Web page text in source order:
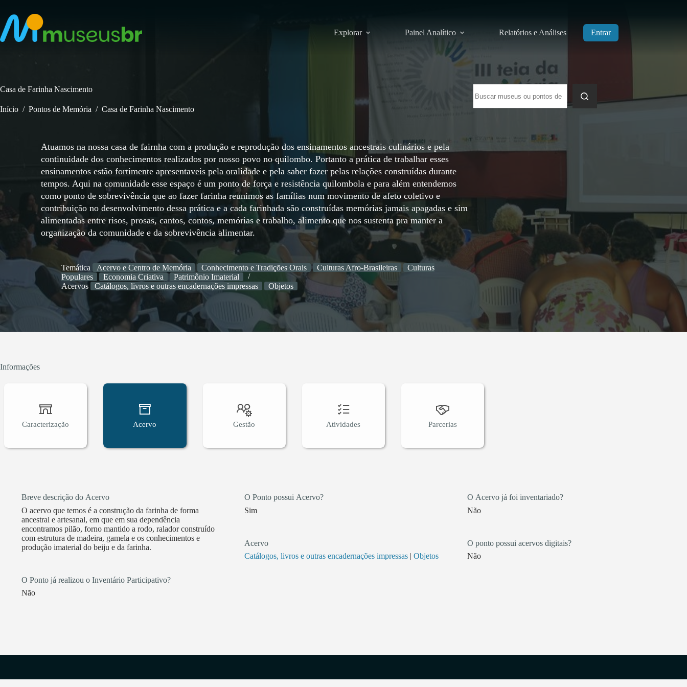
para
conteúdo
Explorar Painel Analítico Relatórios e Análises Entrar
resultados
Casa de Farinha Nascimento
Início / Pontos de Memória / Casa de Farinha Nascimento
Atuamos na nossa casa de fairnha com a produção e reprodução dos ensinamentos ancestrais culinários e pela
continuidade dos conhecimentos realizados por nosso povo no quilombo. Portanto a prática de trabalhar esses
ensinamentos estão fortimente apresentaveis pela oralidade e pela saber fazer pelas relações construídas durante
tempos. Aqui na comunidade esse espaço é um ponto de força e resistência quilombola e para além entendemos
como ponto de sobrevivência que ao fazer farinha reunimos as famílias num movimento de afeto coletivo e
contribuição no desenvolvimento dessa prática e a cada farinhada são construídas memórias jamais apagadas e sim
alimentadas entre risos, prosas, cantos, contos, memórias e trabalho, alimento que nos sustenta pra manter a
organização da comunidade e da sobrevivência alimentar.
Temática Acervo e Centro de Memória Conhecimento e Tradições Orais Culturas Afro-Brasileiras
Culturas
Populares
Economia Criativa
Patrimônio Imaterial
Acervos
Catálogos, livros e outras encadernações impressas Objetos
Informações
Caracterização Acervo
Breve descrição do Acervo
O acervo que temos é a construção da farinha de forma
ancestral e artesanal, em que em sua dependência
encontramos pilão, forno mantido a rodo, ralador construído
com estrutura de madeira, gamela e os conhecimentos e
produção imaterial do beiju e da farinha.
O Ponto já realizou o Inventário Participativo?
Não
O Ponto possui Acervo?
Sim
Acervo
Catálogos, livros e outras encadernações impressas| Objetos
O Acervo já foi inventariado?
Não
O ponto possui acervos digitais?
Não
Gestão Atividades Parcerias